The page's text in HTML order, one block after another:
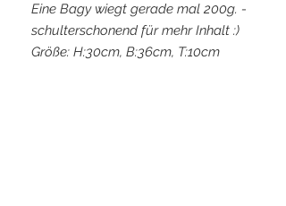
Eine Bagy wiegt gerade mal 200g. -
schulterschonend für mehr Inhalt :)
Größe: H:30cm, B:36cm, T:10cm